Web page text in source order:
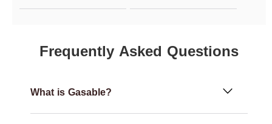
Frequently Asked Questions
What is Gasable?